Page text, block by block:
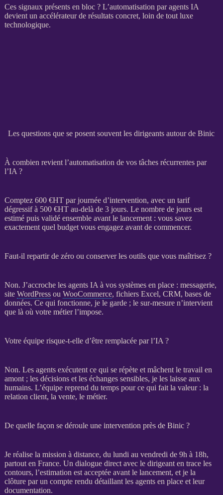
Ces signaux présents en bloc ? L’automatisation paragents IA
devient un accélérateur de résultats concret, loin de tout luxe
technologique.
Les questions que se posent souvent les dirigeants autour de Binic
À combien revient l’automatisation de vos tâches récurrentes par
l’IA ?
Comptez 600 €HTpar journée d’intervention, avec un tarif
dégressif à 500 €HTau-delà de 3 jours. Le nombre de jours est
estimé puis validé ensemble avant le lancement : vous savez
exactement quel budget vous engagez avant de commencer.
Faut-il repartir de zéro ou conserver les outils que vous maîtrisez ?
Non. J’accroche les agents IA à vos systèmes en place : messagerie,
site WordPressou WooCommerce, fichiers Excel, CRM, bases de
données. Ce qui fonctionne, je le garde ; le sur-mesure n’intervient
que là où votre métier l’impose.
Votre équipe risque-t-elle d’être remplacée par l’IA ?
Non. Les agentsexécutent ce qui se répète et mâchent le travail en
amont ; les décisions et les échanges sensibles, je les laisse aux
humains. L’équipe reprend du temps pour ce qui fait la valeur : la
relation client, la vente, le métier.
De quelle façon se déroule une intervention près de Binic ?
Je réalise la mission à distance, du lundi au vendredi de 9h à 18h,
partout en France. Un dialogue direct avec le dirigeant en trace les
contours, l’estimation est acceptée avant le lancement, et je la
clôture par un compte rendu détaillant les agentsen place et leur
documentation.